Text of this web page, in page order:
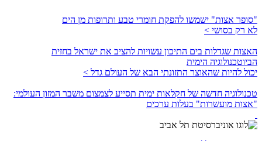
"סופר אצות" ישמשו להפקת חומרי טבע ותרופות מן הים
לא רק בסושי >
האצות שגדלות בים התיכון עשויות להציב את ישראל בחזית
הביוטכנולוגיה הימית
יכול להיות שהאוצר התזונתי הבא של העולם גדל >
טכנולוגיה חדשה של חקלאות ימית תסייע לצמצום משבר המזון העולמי:
"אצות מועשרות" בעלות ערכים